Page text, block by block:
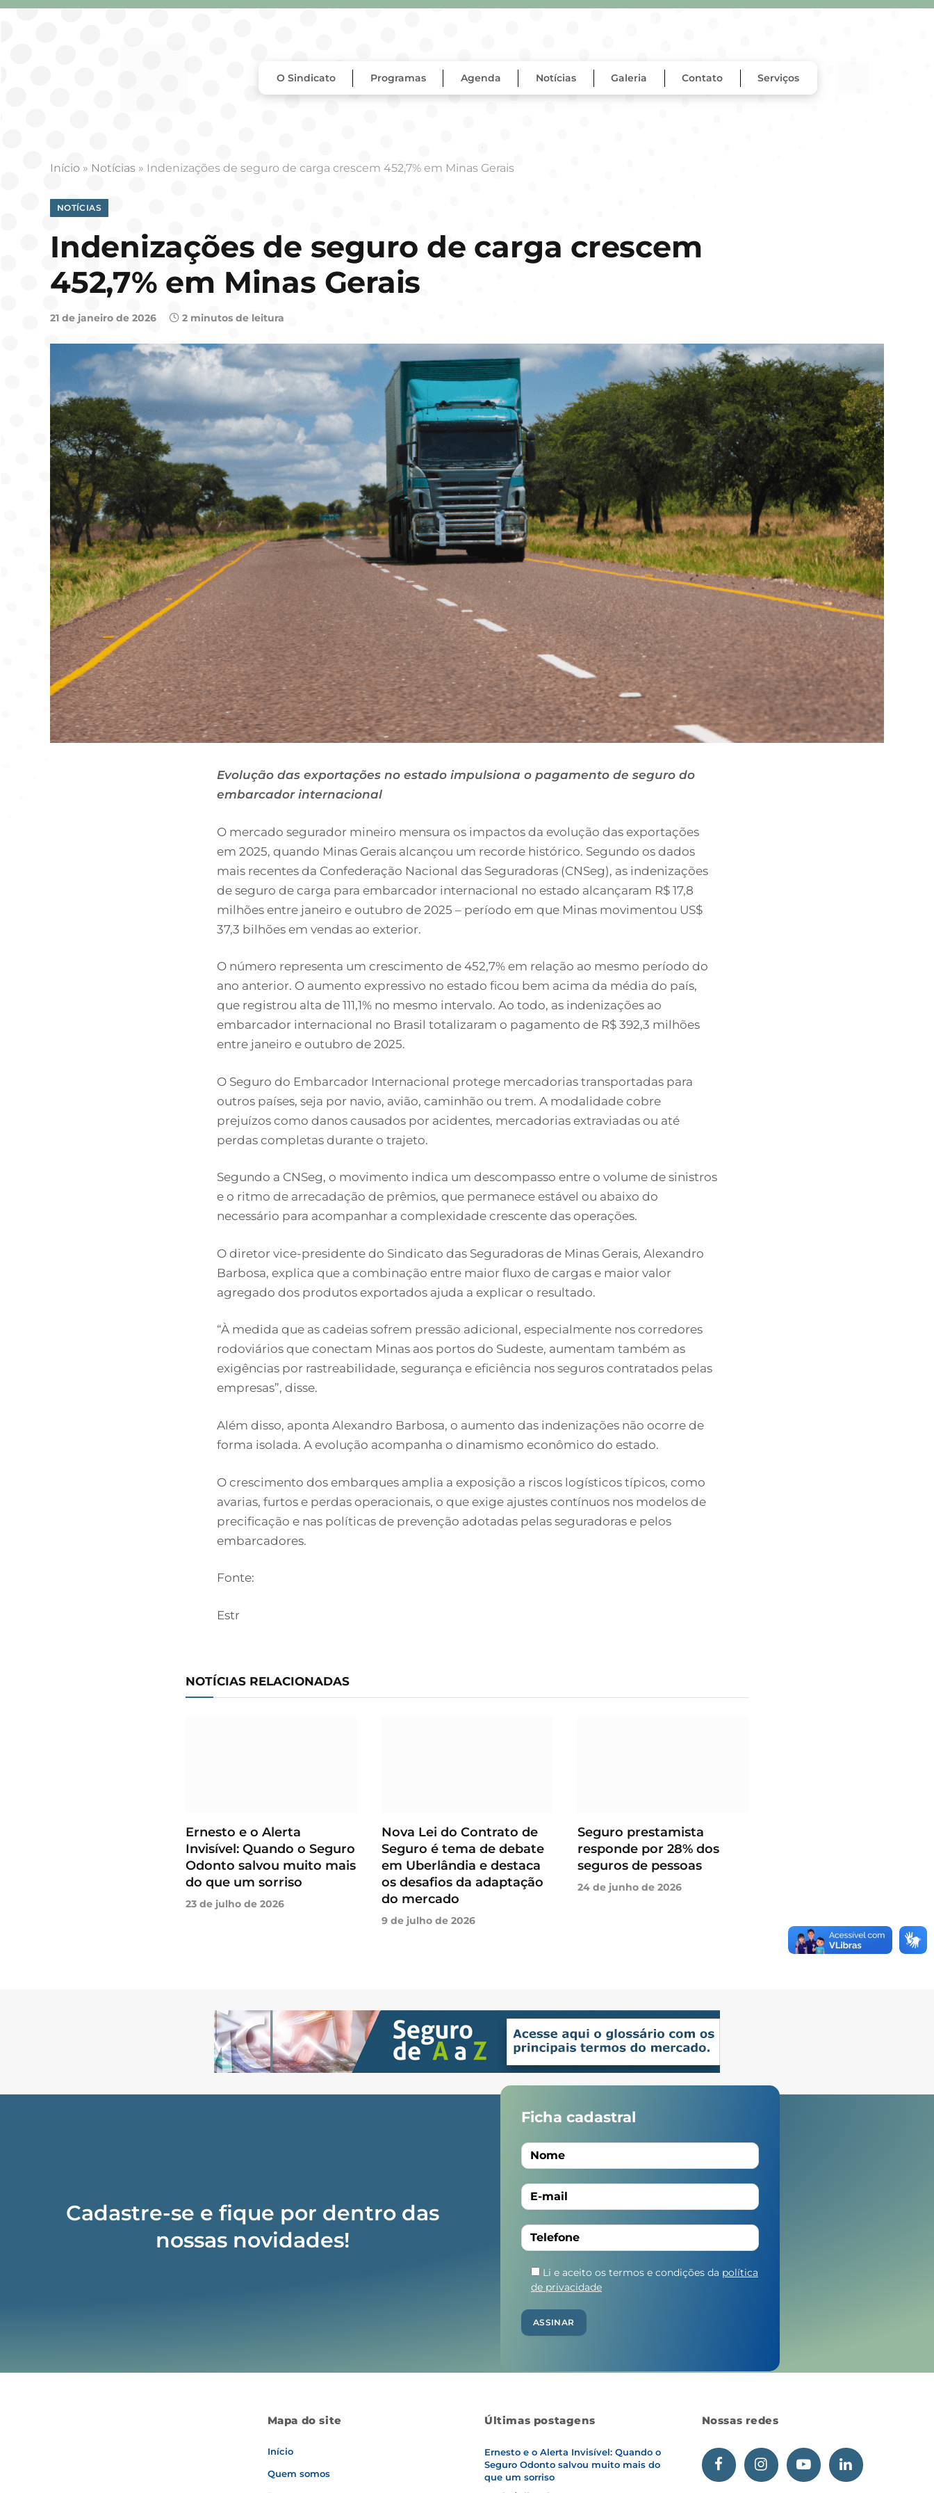
O Sindicato Programas Agenda Notícias Galeria Contato Serviços
Início » Notícias » Indenizações de seguro de carga crescem 452,7% em Minas Gerais
NOTÍCIAS
Indenizações de seguro de carga crescem
452,7% em Minas Gerais
21 de janeiro de 2026 2 minutos de leitura
Evolução das exportações no estado impulsiona o pagamento de seguro do
embarcador internacional
O mercado segurador mineiro mensura os impactos da evolução das exportações
em 2025, quando Minas Gerais alcançou um recorde histórico. Segundo os dados
mais recentes da Confederação Nacional das Seguradoras (CNSeg), as indenizações
de seguro de carga para embarcador internacional no estado alcançaram R$ 17,8
milhões entre janeiro e outubro de 2025 – período em que Minas movimentou US$
37,3 bilhões em vendas ao exterior.
O número representa um crescimento de 452,7% em relação ao mesmo período do
ano anterior. O aumento expressivo no estado ficou bem acima da média do país,
que registrou alta de 111,1% no mesmo intervalo. Ao todo, as indenizações ao
embarcador internacional no Brasil totalizaram o pagamento de R$ 392,3 milhões
entre janeiro e outubro de 2025.
O Seguro do Embarcador Internacional protege mercadorias transportadas para
outros países, seja por navio, avião, caminhão ou trem. A modalidade cobre
prejuízos como danos causados por acidentes, mercadorias extraviadas ou até
perdas completas durante o trajeto.
Segundo a CNSeg, o movimento indica um descompasso entre o volume de sinistros
e o ritmo de arrecadação de prêmios, que permanece estável ou abaixo do
necessário para acompanhar a complexidade crescente das operações.
O diretor vice-presidente do Sindicato das Seguradoras de Minas Gerais, Alexandro
Barbosa, explica que a combinação entre maior fluxo de cargas e maior valor
agregado dos produtos exportados ajuda a explicar o resultado.
“À medida que as cadeias sofrem pressão adicional, especialmente nos corredores
rodoviários que conectam Minas aos portos do Sudeste, aumentam também as
exigências por rastreabilidade, segurança e eficiência nos seguros contratados pelas
empresas”, disse.
Além disso, aponta Alexandro Barbosa, o aumento das indenizações não ocorre de
forma isolada. A evolução acompanha o dinamismo econômico do estado.
O crescimento dos embarques amplia a exposição a riscos logísticos típicos, como
avarias, furtos e perdas operacionais, o que exige ajustes contínuos nos modelos de
precificação e nas políticas de prevenção adotadas pelas seguradoras e pelos
embarcadores.
Fonte:
Estr
NOTÍCIAS RELACIONADAS
Ernesto e o Alerta
Invisível: Quando o Seguro
Odonto salvou muito mais
do que um sorriso
23 de julho de 2026
Nova Lei do Contrato de
Seguro é tema de debate
em Uberlândia e destaca
os desafios da adaptação
do mercado
9 de julho de 2026
Seguro prestamista
responde por 28% dos
seguros de pessoas
24 de junho de 2026
Cadastre-se e fique por dentro das
nossas novidades!
Ficha cadastral
Li e aceito os termos e condições da política
de privacidade
Mapa do site
Início
Quem somos
Últimas postagens
Ernesto e o Alerta Invisível: Quando o
Seguro Odonto salvou muito mais do
que um sorriso
Nossas redes